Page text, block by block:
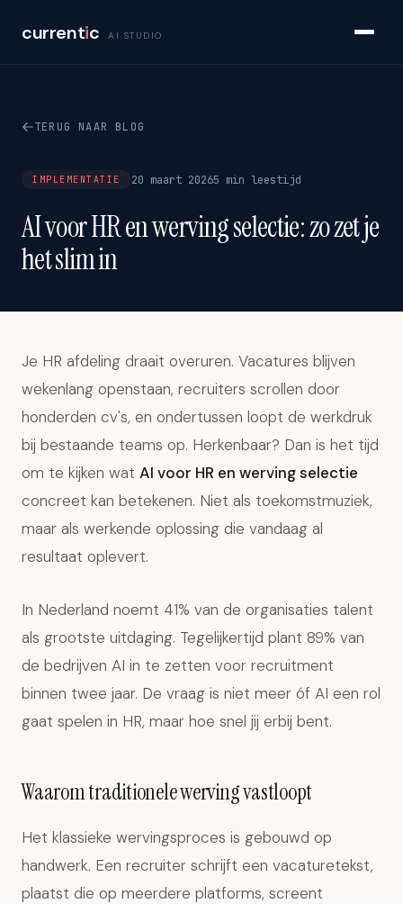
currentic AI STUDIO
TERUG NAAR BLOG
IMPLEMENTATIE 20 maart 20265 min leestijd
AI voor HR en werving selectie: zo zet je
het slim in
Je HR afdeling draait overuren. Vacatures blijven
wekenlang openstaan, recruiters scrollen door
honderden cv's, en ondertussen loopt de werkdruk
bij bestaande teams op. Herkenbaar? Dan is het tijd
om te kijken wat AI voor HR en werving selectie
concreet kan betekenen. Niet als toekomstmuziek,
maar als werkende oplossing die vandaag al
resultaat oplevert.
In Nederland noemt 41% van de organisaties talent
als grootste uitdaging. Tegelijkertijd plant 89% van
de bedrijven AI in te zetten voor recruitment
binnen twee jaar. De vraag is niet meer óf AI een rol
gaat spelen in HR, maar hoe snel jij erbij bent.
Waarom traditionele werving vastloopt
Het klassieke wervingsproces is gebouwd op
handwerk. Een recruiter schrijft een vacaturetekst,
plaatst die op meerdere platforms, screent